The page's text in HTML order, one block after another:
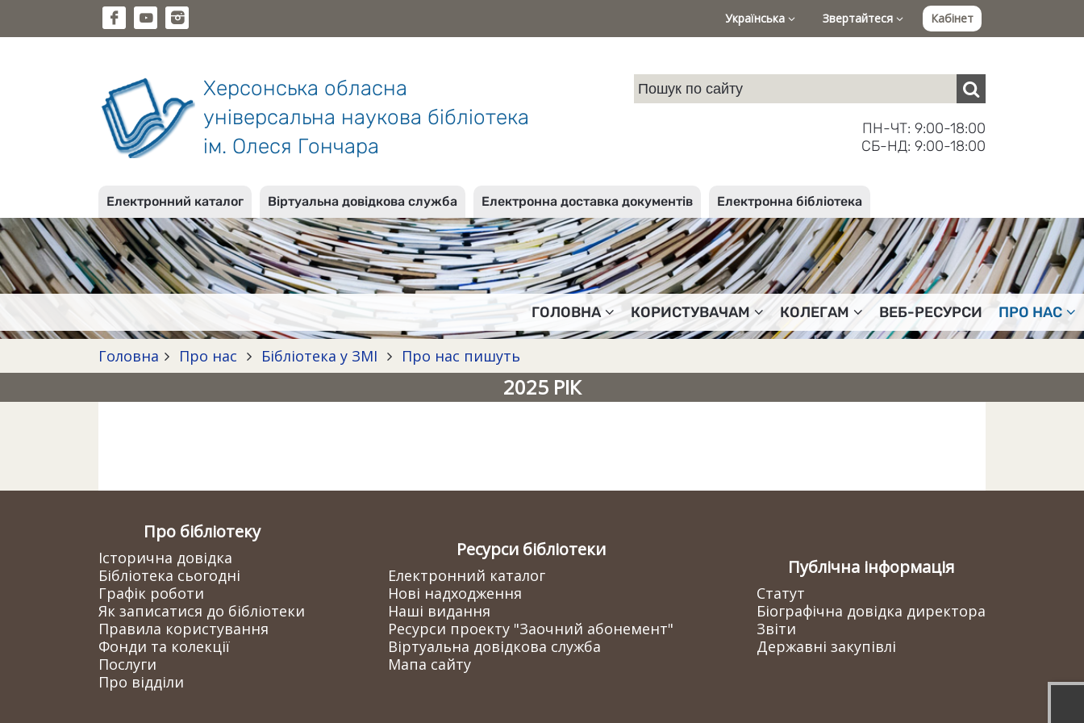
Українська Звертайтеся Кабінет
Херсонська обласна
універсальна наукова бібліотека
ім. Олеся Гончара
ПН-ЧТ: 9:00-18:00
СБ-НД: 9:00-18:00
Електронний каталог Віртуальна довідкова служба Електронна доставка документів Електронна бібліотека
ГОЛОВНА КОРИСТУВАЧАМ КОЛЕГАМ ВЕБ-РЕСУРСИ ПРО НАС
Головна Про нас Бібліотека у ЗМІ Про нас пишуть
2025 РІК
Про бібліотеку
Історична довідка
Бібліотека сьогодні
Графік роботи
Як записатися до бібліотеки
Правила користування
Фонди та колекції
Послуги
Про відділи
Ресурси бібліотеки
Електронний каталог
Нові надходження
Наші видання
Ресурси проекту "Заочний абонемент"
Віртуальна довідкова служба
Мапа сайту
Публічна інформація
Статут
Біографічна довідка директора
Звіти
Державні закупівлі